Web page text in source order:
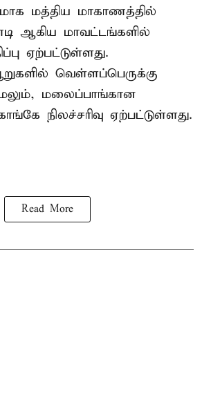
மத்திய மாகாணத்தில்
ஆகிய மாவட்டங்களில்
ஏற்பட்டுள்ளது.
வெள்ளப்பெருக்கு
மலைப்பாங்கான
நிலச்சரிவு ஏற்பட்டுள்ளது.
Read More